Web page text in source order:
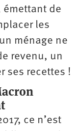
émettant de
les
ménage ne
revenu, un
ses recettes !
ce n’est